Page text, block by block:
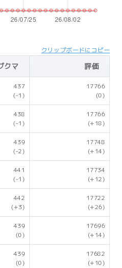
クリップボードにコピー
クマ 評価
437
(-1)
17766
(0)
438
(-1)
17766
(+18)
439
(-2)
17748
(+14)
441
(-1)
17734
(+12)
442
(+3)
17722
(+26)
439
(0)
17696
(+14)
439
(0)
17682
(+10)